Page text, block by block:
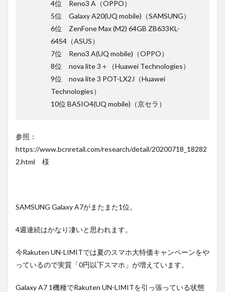
4位 Reno3 A（OPPO）
5位 Galaxy A20(UQ mobile)（SAMSUNG）
6位 ZenFone Max (M2) 64GB ZB633KL-
64S4（ASUS）
7位 Reno3 A(UQ mobile)（OPPO）
8位 nova lite 3＋（Huawei Technologies）
9位 nova lite 3 POT-LX2J（Huawei
Technologies）
10位 BASIO4(UQ mobile)（京セラ）
参照：
https://www.bcnretail.com/research/detail/20200718_18282
2.html 様
SAMSUNG Galaxy A7がまたまた1位。
4週連続はかなり凄いと思われます。
今Rakuten UN-LIMITでは夏のスマホ大特価キャンペーンをや
っているので実質「0円以下スマホ」が増えています。
Galaxy A7 1機種でRakuten UN-LIMITを引っ張っている状態